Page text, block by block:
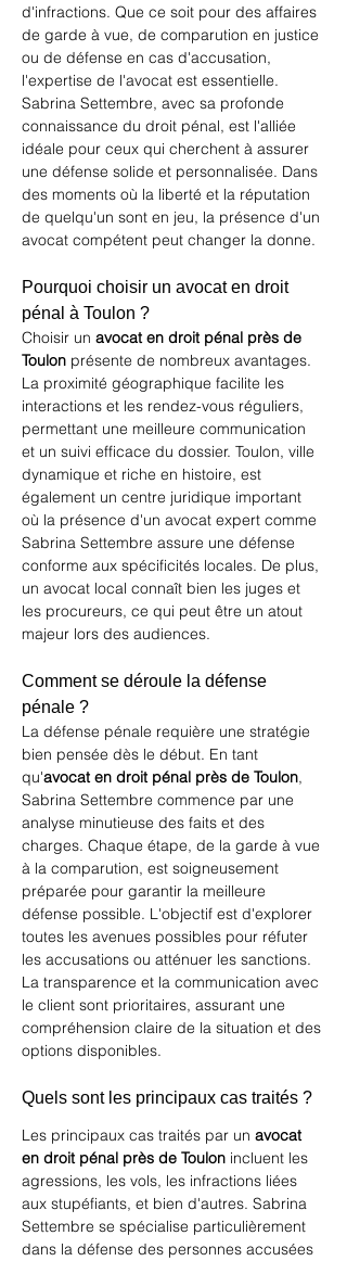
d'infractions. Que ce soit pour des affaires
de garde à vue, de comparution en justice
ou de défense en cas d'accusation,
l'expertise de l'avocat est essentielle.
Sabrina Settembre, avec sa profonde
connaissance du droit pénal, est l'alliée
idéale pour ceux qui cherchent à assurer
une défense solide et personnalisée. Dans
des moments où la liberté et la réputation
de quelqu'un sont en jeu, la présence d'un
avocat compétent peut changer la donne.
Pourquoi choisir un avocat en droit
pénal à Toulon ?
Choisir un avocat en droit pénal près de
Toulon présente de nombreux avantages.
La proximité géographique facilite les
interactions et les rendez-vous réguliers,
permettant une meilleure communication
et un suivi efficace du dossier. Toulon, ville
dynamique et riche en histoire, est
également un centre juridique important
où la présence d'un avocat expert comme
Sabrina Settembre assure une défense
conforme aux spécificités locales. De plus,
un avocat local connaît bien les juges et
les procureurs, ce qui peut être un atout
majeur lors des audiences.
Comment se déroule la défense
pénale ?
La défense pénale requière une stratégie
bien pensée dès le début. En tant
qu'avocat en droit pénal près de Toulon,
Sabrina Settembre commence par une
analyse minutieuse des faits et des
charges. Chaque étape, de la garde à vue
à la comparution, est soigneusement
préparée pour garantir la meilleure
défense possible. L'objectif est d'explorer
toutes les avenues possibles pour réfuter
les accusations ou atténuer les sanctions.
La transparence et la communication avec
le client sont prioritaires, assurant une
compréhension claire de la situation et des
options disponibles.
Quels sont les principaux cas traités ?
Les principaux cas traités par un avocat
en droit pénal près de Toulon incluent les
agressions, les vols, les infractions liées
aux stupéfiants, et bien d'autres. Sabrina
Settembre se spécialise particulièrement
dans la défense des personnes accusées